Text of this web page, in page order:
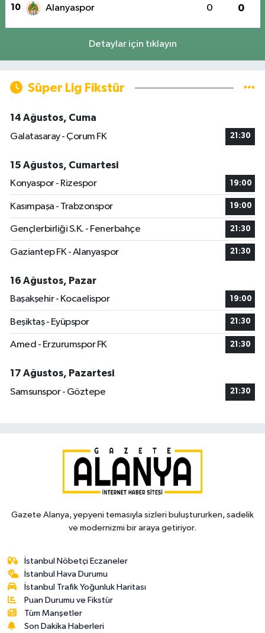
10 Alanyaspor 0 0
Detaylar için tıklayın
Süper Lig Fikstür
14 Ağustos, Cuma
Galatasaray - Çorum FK
21:30
15 Ağustos, Cumartesi
Konyaspor - Rizespor
19:00
Kasımpaşa - Trabzonspor 19:00
Gençlerbirliği S.K. - Fenerbahçe 21:30
Gaziantep FK - Alanyaspor 21:30
16 Ağustos, Pazar
Başakşehir - Kocaelispor
19:00
Beşiktaş - Eyüpspor 21:30
Amed - Erzurumspor FK 21:30
17 Ağustos, Pazartesi
Samsunspor - Göztepe
21:30
Gazete Alanya, yepyeni temasıyla sizleri buluştururken, sadelik
ve modernizmi bir araya getiriyor.
İstanbul Nöbetçi Eczaneler
İstanbul Hava Durumu
İstanbul Trafik Yoğunluk Haritası
Puan Durumu ve Fikstür
Tüm Manşetler
Son Dakika Haberleri